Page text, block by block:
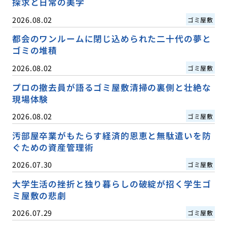
2026.08.02 ゴミ屋敷
都会のワンルームに閉じ込められた二十代の夢と
ゴミの堆積
2026.08.02 ゴミ屋敷
プロの撤去員が語るゴミ屋敷清掃の裏側と壮絶な
現場体験
2026.08.02 ゴミ屋敷
汚部屋卒業がもたらす経済的恩恵と無駄遣いを防
ぐための資産管理術
2026.07.30 ゴミ屋敷
大学生活の挫折と独り暮らしの破綻が招く学生ゴ
ミ屋敷の悲劇
2026.07.29 ゴミ屋敷